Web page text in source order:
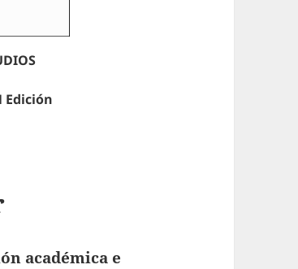
Edición
académica e